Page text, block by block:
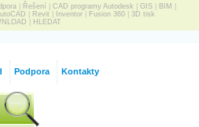
Řešení CAD programy Autodesk GIS BIM
Revit Inventor| Fusion 360| 3D tisk
HLEDAT
Podpora Kontakty